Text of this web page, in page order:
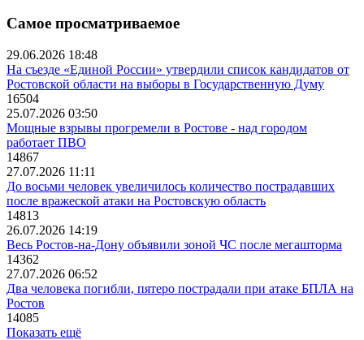
Самое просматриваемое
29.06.2026 18:48
На съезде «Единой России» утвердили список кандидатов от
Ростовской области на выборы в Государственную Думу
16504
25.07.2026 03:50
Мощные взрывы прогремели в Ростове - над городом
работает ПВО
14867
27.07.2026 11:11
До восьми человек увеличилось количество пострадавших
после вражеской атаки на Ростовскую область
14813
26.07.2026 14:19
Весь Ростов-на-Дону объявили зоной ЧС после мегашторма
14362
27.07.2026 06:52
Два человека погибли, пятеро пострадали при атаке БПЛА на
Ростов
14085
Показать ещё